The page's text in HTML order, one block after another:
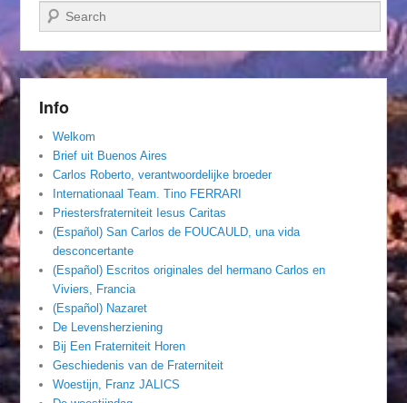
Zoeken
Info
Welkom
Brief uit Buenos Aires
Carlos Roberto, verantwoordelijke broeder
Internationaal Team. Tino FERRARI
Priestersfraterniteit Iesus Caritas
(Español) San Carlos de FOUCAULD, una vida
desconcertante
(Español) Escritos originales del hermano Carlos en
Viviers, Francia
(Español) Nazaret
De Levensherziening
Bij Een Fraterniteit Horen
Geschiedenis van de Fraterniteit
Woestijn, Franz JALICS